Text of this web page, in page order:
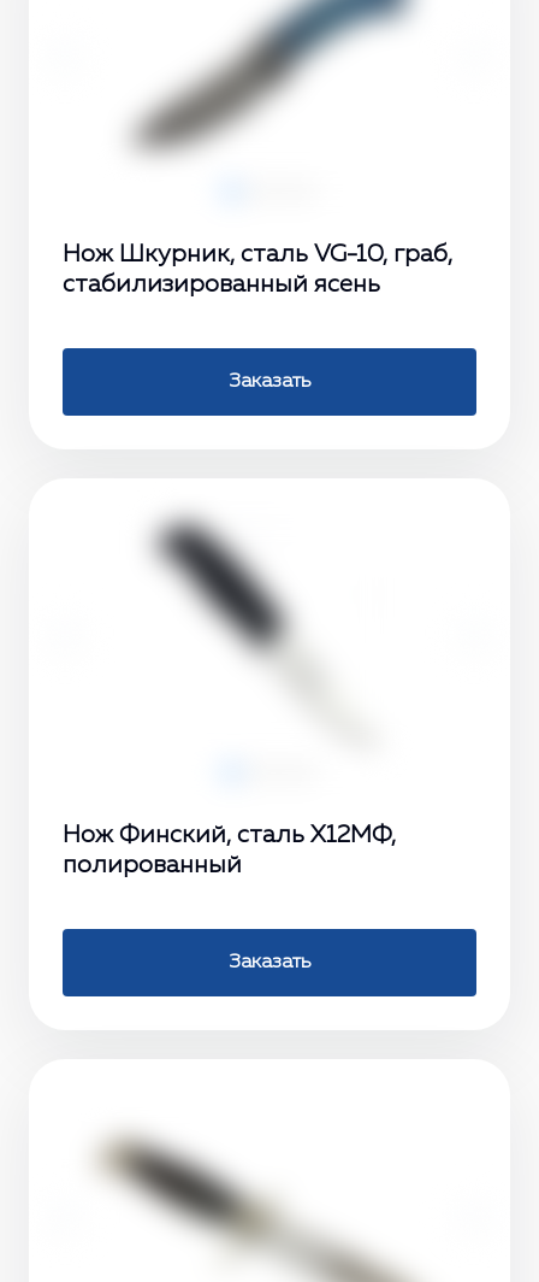
Нож Шкурник, сталь VG-10, граб,
стабилизированный ясень
Заказать
Нож Финский, сталь Х12МФ,
полированный
Заказать